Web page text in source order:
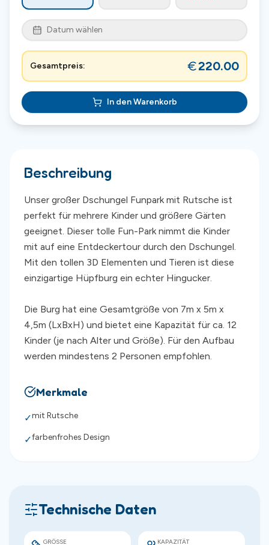
Datum wählen
Gesamtpreis: 220.00
In den Warenkorb
Beschreibung
Unser großer Dschungel Funpark mit Rutsche ist
perfekt für mehrere Kinder und größere Gärten
geeignet. Dieser tolle Fun-Park nimmt die Kinder
mit auf eine Entdeckertour durch den Dschungel.
Mit den tollen 3D Elementen und Tieren ist diese
einzigartige Hüpfburg ein echter Hingucker.
Die Burg hat eine Gesamtgröße von 7m x 5m x
4,5m (LxBxH) und bietet eine Kapazität für ca. 12
Kinder (je nach Alter und Größe). Für den Aufbau
werden mindestens 2 Personen empfohlen.
Merkmale
✓mit Rutsche
✓farbenfrohes Design
Technische Daten
GRÖSSE KAPAZITÄT